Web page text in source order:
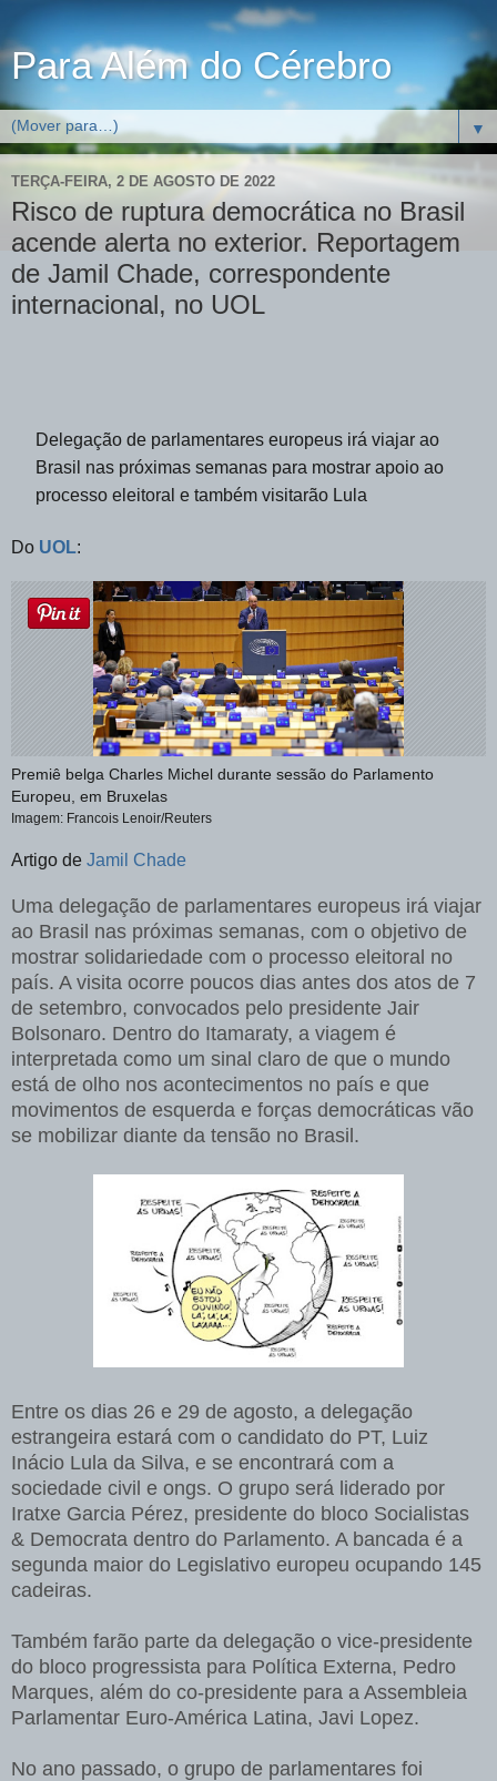
Para Além do Cérebro
▼
TERÇA-FEIRA, 2 DE AGOSTO DE 2022
Risco de ruptura democrática no Brasil
acende alerta no exterior. Reportagem
de Jamil Chade, correspondente
internacional, no UOL
Delegação de parlamentares europeus irá viajar ao
Brasil nas próximas semanas para mostrar apoio ao
processo eleitoral e também visitarão Lula
Do UOL:
Premiê belga Charles Michel durante sessão do Parlamento
Europeu, em Bruxelas
Imagem: Francois Lenoir/Reuters
Artigo de Jamil Chade
Uma delegação de parlamentares europeus irá viajar
ao Brasil nas próximas semanas, com o objetivo de
mostrar solidariedade com o processo eleitoral no
país. A visita ocorre poucos dias antes dos atos de 7
de setembro, convocados pelo presidente Jair
Bolsonaro. Dentro do Itamaraty, a viagem é
interpretada como um sinal claro de que o mundo
está de olho nos acontecimentos no país e que
movimentos de esquerda e forças democráticas vão
se mobilizar diante da tensão no Brasil.
Entre os dias 26 e 29 de agosto, a delegação
estrangeira estará com o candidato do PT, Luiz
Inácio Lula da Silva, e se encontrará com a
sociedade civil e ongs. O grupo será liderado por
Iratxe Garcia Pérez, presidente do bloco Socialistas
& Democrata dentro do Parlamento. A bancada é a
segunda maior do Legislativo europeu ocupando 145
cadeiras.
Também farão parte da delegação o vice-presidente
do bloco progressista para Política Externa, Pedro
Marques, além do co-presidente para a Assembleia
Parlamentar Euro-América Latina, Javi Lopez.
No ano passado, o grupo de parlamentares foi